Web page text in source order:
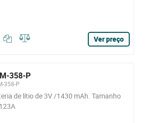
Ver preço
358-P
358-P
de lítio de 3V /1430 mAh. Tamanho